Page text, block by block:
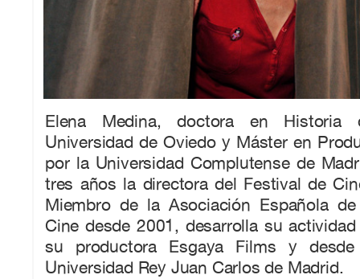
Elena Medina, doctora en
Universidad de Oviedo y Máster en
por la Universidad Complutense de
tres años la directora del Festival de
Miembro de la Asociación Española
Cine desde 2001, desarrolla su
su productora Esgaya Films y
Universidad Rey Juan Carlos de Madrid.